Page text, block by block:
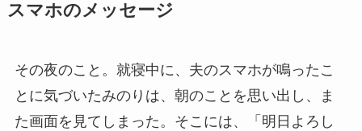
スマホのメッセージ
その夜のこと。就寝中に、夫のスマホが鳴ったこ
とに気づいたみのりは、朝のことを思い出し、ま
た画面を見てしまった。そこには、「明日よろし